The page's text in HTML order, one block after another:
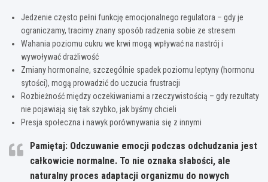
Jedzenie często pełni funkcję emocjonalnego regulatora – gdy je
ograniczamy, tracimy znany sposób radzenia sobie ze stresem
Wahania poziomu cukru we krwi mogą wpływać na nastrój i
wywoływać drażliwość
Zmiany hormonalne, szczególnie spadek poziomu leptyny (hormonu
sytości), mogą prowadzić do uczucia frustracji
Rozbieżność między oczekiwaniami a rzeczywistością – gdy rezultaty
nie pojawiają się tak szybko, jak byśmy chcieli
Presja społeczna i nawyk porównywania się z innymi
Pamiętaj: Odczuwanie emocji podczas odchudzania jest
całkowicie normalne. To nie oznaka słabości, ale
naturalny proces adaptacji organizmu do nowych